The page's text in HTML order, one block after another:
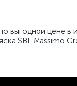
выгодной цене
SBL Massimo